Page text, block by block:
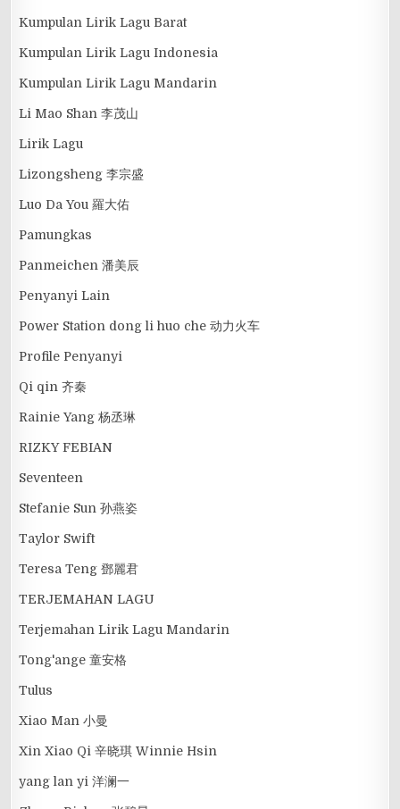
Kumpulan Lirik Lagu Barat
Kumpulan Lirik Lagu Indonesia
Kumpulan Lirik Lagu Mandarin
Li Mao Shan 李茂山
Lirik Lagu
Lizongsheng 李宗盛
Luo Da You 羅大佑
Pamungkas
Panmeichen 潘美辰
Penyanyi Lain
Power Station dong li huo che 动力火车
Profile Penyanyi
Qi qin 齐秦
Rainie Yang 杨丞琳
RIZKY FEBIAN
Seventeen
Stefanie Sun 孙燕姿
Taylor Swift
Teresa Teng 鄧麗君
TERJEMAHAN LAGU
Terjemahan Lirik Lagu Mandarin
Tong'ange 童安格
Tulus
Xiao Man 小曼
Xin Xiao Qi 辛晓琪 Winnie Hsin
yang lan yi 洋澜一